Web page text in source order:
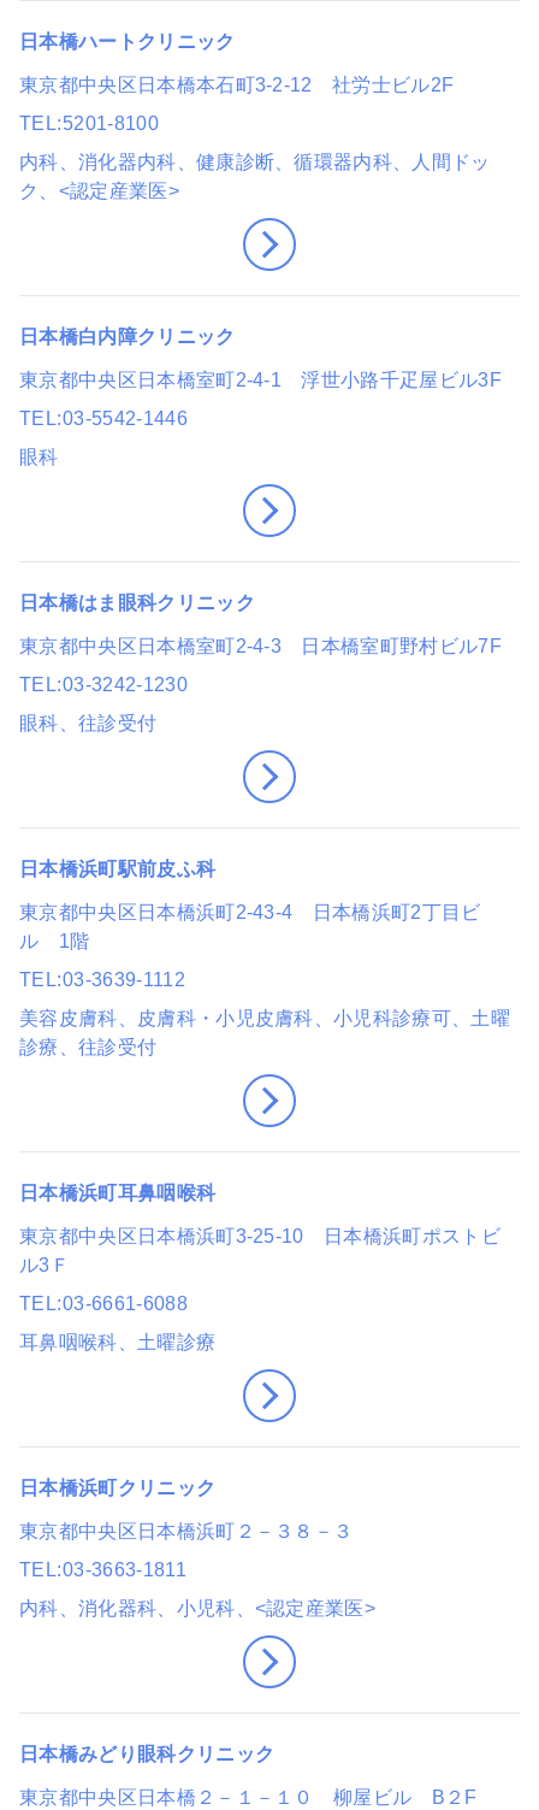
日本橋ハートクリニック
東京都中央区日本橋本石町3-2-12 社労士ビル2F
TEL 5201-8100
内科、消化器内科、健康診断、循環器内科、人間ドッ
ク
、<認定産業医>
日本橋白内障クリニック
東京都中央区日本橋室町2-4-1 浮世小路千疋屋ビル3F
TEL 03-5542-1446
眼科
日本橋はま眼科クリニック
東京都中央区日本橋室町2-4-3 日本橋室町野村ビル7F
TEL 03-3242-1230
眼科 、往診受付
日本橋浜町駅前皮ふ科
東京都中央区日本橋浜町2-43-4 日本橋浜町2丁目ビ
ル 1階
TEL 03-3639-1112
美容皮膚科、皮膚科・小児皮膚科 、小児科診療可 、土曜
診療 、往診受付
日本橋浜町耳鼻咽喉科
東京都中央区日本橋浜町3-25-10 日本橋浜町ポストビ
ル3Ｆ
TEL 03-6661-6088
耳鼻咽喉科 、土曜診療
日本橋浜町クリニック
東京都中央区日本橋浜町２－３８－３
TEL 03-3663-1811
内科、消化器科、小児科 、<認定産業医>
日本橋みどり眼科クリニック
東京都中央区日本橋２－１－１０ 柳屋ビル B２F